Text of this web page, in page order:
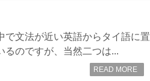
で文法が近い英語からタイ語に置
るのですが、当然二つは...
READ MORE